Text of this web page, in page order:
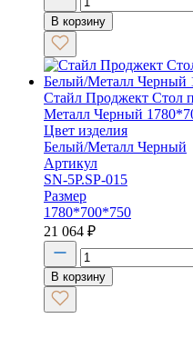
В корзину
Стайл Проджект Стол
Металл Черный
Цвет изделия
Белый/Металл Черный
Артикул
SN-5P.SP-015
Размер
1780*700*750
21 064 ₽
В корзину